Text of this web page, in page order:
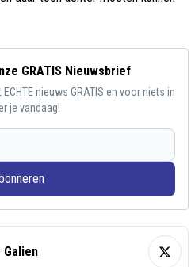
GRATIS Nieuwsbrief
ECHTE nieuws GRATIS en voor niets in
je vandaag!
Galien